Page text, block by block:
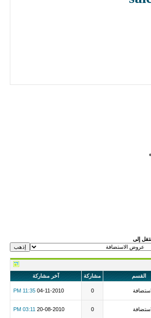
إنتقل إلى
القسم مشاركة آخر مشاركة
0
04-11-2010
11:35 PM
0
20-08-2010
03:11 PM